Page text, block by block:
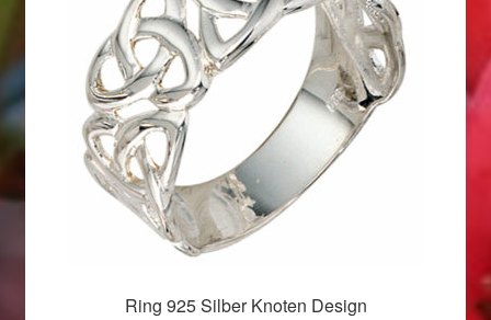
Valentinstag 2016
Valentinstag Geschenke
Vertrag widerrufen
Ring 925 Silber Knoten Design